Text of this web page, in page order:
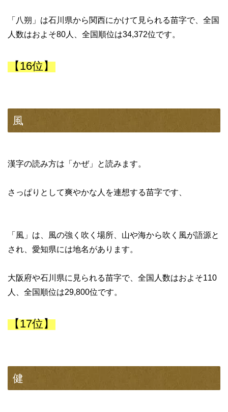
「八朔」は石川県から関西にかけて見られる苗字で、全国
人数はおよそ80人、全国順位は34,372位です。
【16位】
風
漢字の読み方は「かぜ」と読みます。
さっぱりとして爽やかな人を連想する苗字です、
「風」は、風の強く吹く場所、山や海から吹く風が語源と
され、愛知県には地名があります。
大阪府や石川県に見られる苗字で、全国人数はおよそ110
人、全国順位は29,800位です。
【17位】
健